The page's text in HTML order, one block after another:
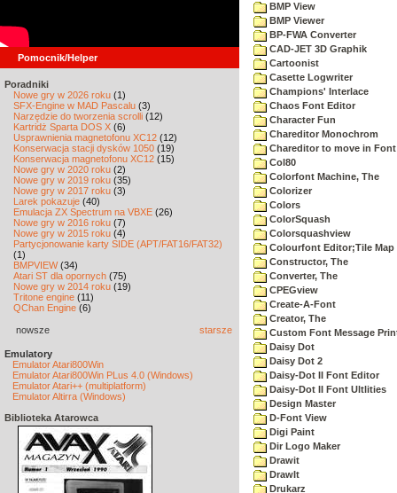
Pomocnik/Helper
Poradniki
Nowe gry w 2026 roku (1)
SFX-Engine w MAD Pascalu (3)
Narzędzie do tworzenia scrolli (12)
Kartridż Sparta DOS X (6)
Usprawnienia magnetofonu XC12 (12)
Konserwacja stacji dysków 1050 (19)
Konserwacja magnetofonu XC12 (15)
Nowe gry w 2020 roku (2)
Nowe gry w 2019 roku (35)
Nowe gry w 2017 roku (3)
Larek pokazuje (40)
Emulacja ZX Spectrum na VBXE (26)
Nowe gry w 2016 roku (7)
Nowe gry w 2015 roku (4)
Partycjonowanie karty SIDE (APT/FAT16/FAT32)
(1)
BMPVIEW(34)
Atari ST dla opornych (75)
Nowe gry w 2014 roku (19)
Tritone engine (11)
QChan Engine (6)
nowsze starsze
Emulatory
Emulator Atari800Win
Emulator Atari800Win PLus 4.0 (Windows)
Emulator Atari++ (multiplatform)
Emulator Altirra (Windows)
Biblioteka Atarowca
BMP View
BMP Viewer
BP-FWA Converter
CAD-JET 3D Graphik
Cartoonist
Casette Logwriter
Champions' Interlace
Chaos Font Editor
Character Fun
Chareditor Monochrom
Chareditor to move in Font
Col80
Colorfont Machine, The
Colorizer
Colors
ColorSquash
Colorsquashview
Colourfont Editor;Tile Map
Constructor, The
Converter, The
CPEGview
Create-A-Font
Creator, The
Custom Font Message
Daisy Dot
Daisy Dot 2
Daisy-Dot II Font Editor
Daisy-Dot II Font Ultlities
Design Master
D-Font View
Digi Paint
Dir Logo Maker
Drawit
DrawIt
Drukarz